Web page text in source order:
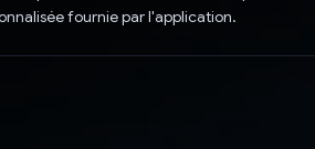
fournie par l'application.